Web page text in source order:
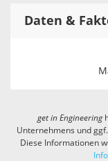
Daten &
get in Engineering
Unternehmens und
Diese Informationen